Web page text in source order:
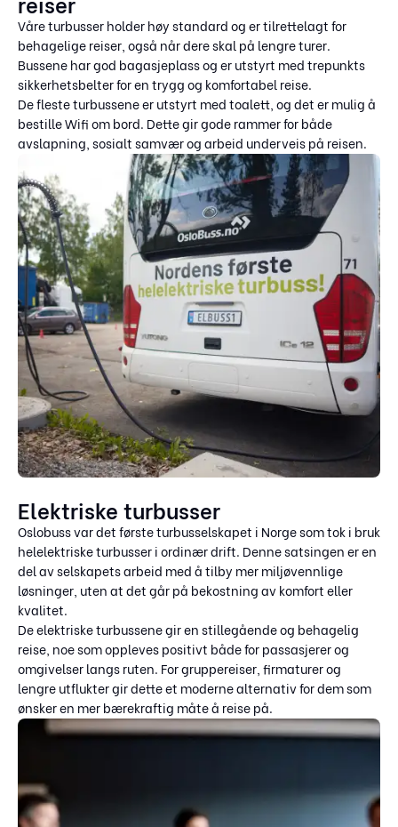
Våre turbusser holder høy standard og er tilrettelagt for
behagelige reiser, også når dere skal på lengre turer.
Bussene har god bagasjeplass og er utstyrt med trepunkts
sikkerhetsbelter for en trygg og komfortabel reise.
De fleste turbussene er utstyrt med toalett, og det er mulig å
bestille Wifi om bord. Dette gir gode rammer for både
avslapning, sosialt samvær og arbeid underveis på reisen.
Elektriske turbusser
Oslobuss var det første turbusselskapet i Norge som tok i bruk
helelektriske turbusser i ordinær drift. Denne satsingen er en
del av selskapets arbeid med å tilby mer miljøvennlige
løsninger, uten at det går på bekostning av komfort eller
kvalitet.
De elektriske turbussene gir en stillegående og behagelig
reise, noe som oppleves positivt både for passasjerer og
omgivelser langs ruten. For gruppereiser, firmaturer og
lengre utflukter gir dette et moderne alternativ for dem som
ønsker en mer bærekraftig måte å reise på.